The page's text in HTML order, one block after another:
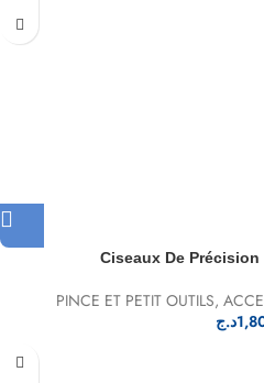
Ciseaux De Précision
PINCE ET PETIT OUTILS,
د.ج